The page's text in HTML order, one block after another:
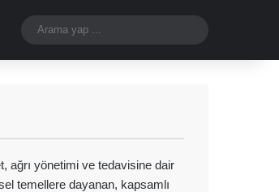
Dış görünümü değiştir
yap
ağrı yönetimi ve tedavisine dair
temellere dayanan, kapsamlı